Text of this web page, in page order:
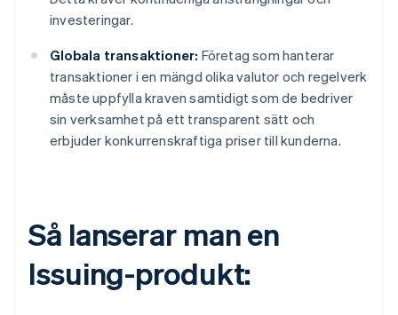
investeringar.
Globala transaktioner: Företag som hanterar
transaktioner i en mängd olika valutor och regelverk
måste uppfylla kraven samtidigt som de bedriver
sin verksamhet på ett transparent sätt och
erbjuder konkurrenskraftiga priser till kunderna.
Så lanserar man en
Issuing-produkt: